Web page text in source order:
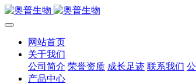
网站首页
关于我们
公司简介 荣誉资质 成长足迹 联系我们
产品中心